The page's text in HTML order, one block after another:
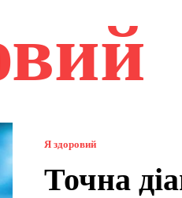
Я здоровий
Точна